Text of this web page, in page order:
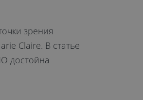
зрения
Claire. В статье
достойна